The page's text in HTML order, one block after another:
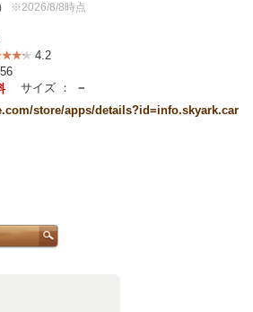
※2026/8/8時点
4.2
サイズ ：
－
store/apps/details?id=info.skyark.car